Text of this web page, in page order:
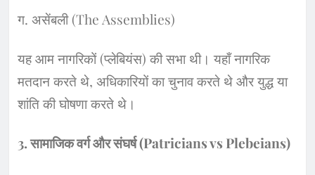
​ग. असेंबली (The Assemblies)
​यह आम नागरिकों (प्लेबियंस) की सभा थी। यहाँ नागरिक
मतदान करते थे, अधिकारियों का चुनाव करते थे और युद्ध या
शांति की घोषणा करते थे।
​3. सामाजिक वर्ग और संघर्ष (Patricians vs Plebeians)